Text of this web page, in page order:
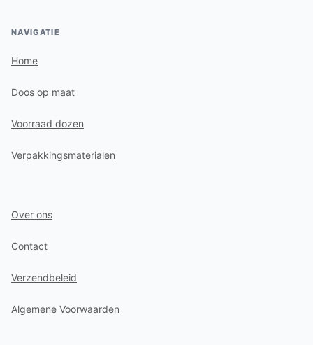
NAVIGATIE
Home
Doos op maat
Voorraad dozen
Verpakkingsmaterialen
Over ons
Contact
Verzendbeleid
Algemene Voorwaarden